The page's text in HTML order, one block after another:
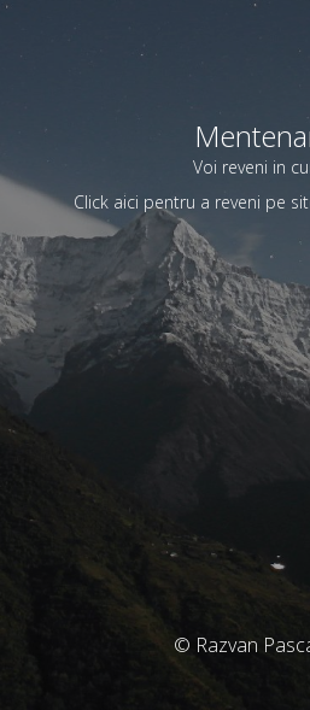
Voi reveni in
Click aici pentru a reveni pe
© Razvan